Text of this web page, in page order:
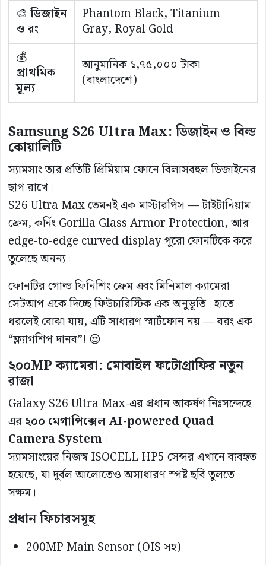
🎨 ডিজাইন
ও রং
Phantom Black, Titanium
Gray, Royal Gold
💰
প্রাথমিক
মূল্য
আনুমানিক ১,৭৫,০০০ টাকা
(বাংলাদেশে)
Samsung S26 Ultra Max: ডিজাইন ও বিল্ড
কোয়ালিটি
স্যামসাং তার প্রতিটি প্রিমিয়াম ফোনে বিলাসবহুল ডিজাইনের
ছাপ রাখে।
S26 Ultra Max তেমনই এক মাস্টারপিস — টাইটানিয়াম
ফ্রেম, কর্নিং Gorilla Glass Armor Protection, আর
edge-to-edge curved display পুরো ফোনটিকে করে
তুলেছে অনন্য।
ফোনটির গোল্ড ফিনিশিং ফ্রেম এবং মিনিমাল ক্যামেরা
সেটআপ একে দিচ্ছে ফিউচারিস্টিক এক অনুভূতি। হাতে
ধরলেই বোঝা যায়, এটি সাধারণ স্মার্টফোন নয় — বরং এক
“ফ্ল্যাগশিপ দানব”! 😍
২০০MP ক্যামেরা: মোবাইল ফটোগ্রাফির নতুন
রাজা
Galaxy S26 Ultra Max-এর প্রধান আকর্ষণ নিঃসন্দেহে
এর২০০ মেগাপিক্সেল AI-powered Quad
Camera System।
স্যামসাংয়ের নিজস্ব ISOCELL HP5 সেন্সর এখানে ব্যবহৃত
হয়েছে, যা দুর্বল আলোতেও অসাধারণ স্পষ্ট ছবি তুলতে
সক্ষম।
প্রধান ফিচারসমূহ
200MP Main Sensor (OIS সহ)